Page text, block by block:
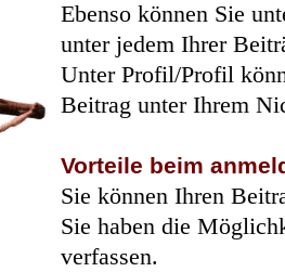
Ebenso können Sie
unter jedem Ihrer
Unter Profil/Profil
Beitrag unter Ihrem
Vorteile beim
Sie können Ihren
Sie haben die
verfassen.